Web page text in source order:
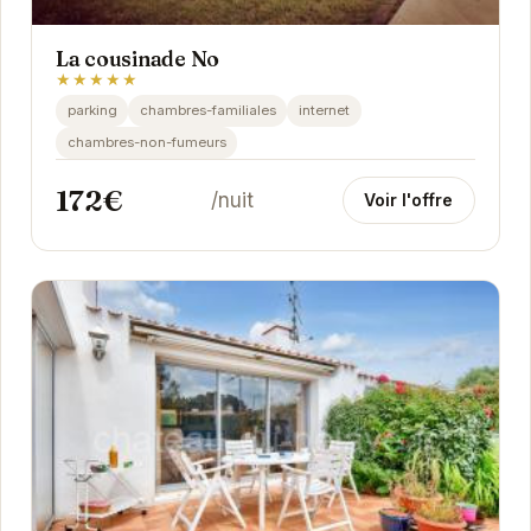
La cousinade No
★★★★★
parking chambres-familiales
internet
chambres-non-fumeurs
172€ /nuit Voir l'offre